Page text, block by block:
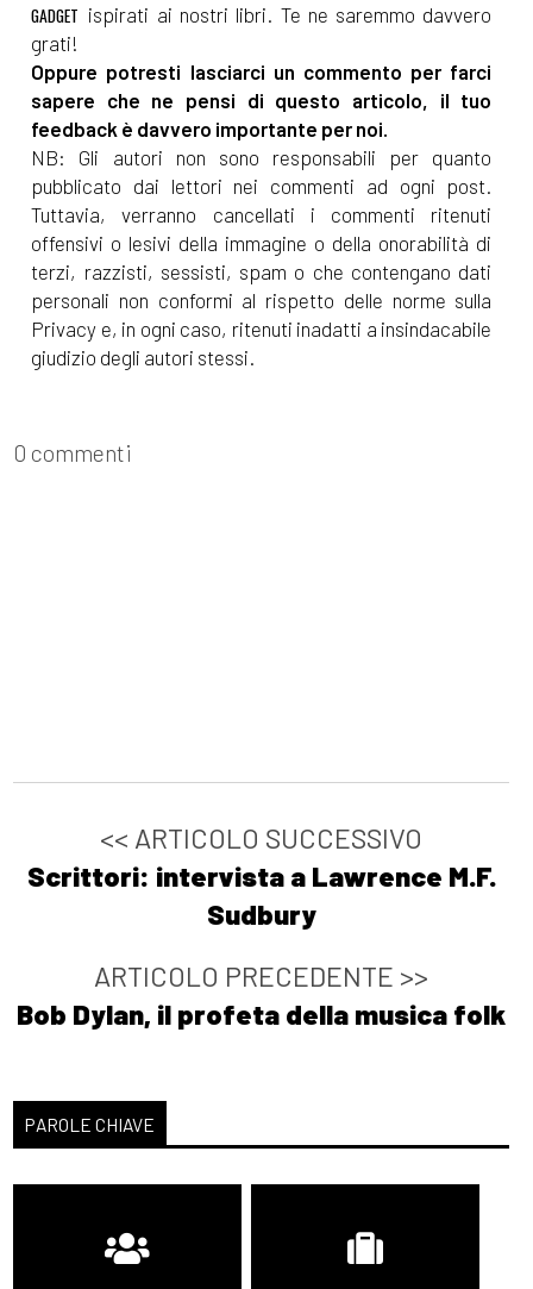
GADGET ispirati ai nostri libri. Te ne saremmo davvero
grati!
Oppure potresti lasciarci un commento per farci
sapere che ne pensi di questo articolo, il tuo
feedback è davvero importante per noi.
NB: Gli autori non sono responsabili per quanto
pubblicato dai lettori nei commenti ad ogni post.
Tuttavia, verranno cancellati i commenti ritenuti
offensivi o lesivi della immagine o della onorabilità di
terzi, razzisti, sessisti, spam o che contengano dati
personali non conformi al rispetto delle norme sulla
Privacy e, in ogni caso, ritenuti inadatti a insindacabile
giudizio degli autori stessi.
0 commenti
<< ARTICOLO SUCCESSIVO
Scrittori: intervista a Lawrence M.F.
Sudbury
ARTICOLO PRECEDENTE >>
Bob Dylan, il profeta della musica folk
PAROLE CHIAVE